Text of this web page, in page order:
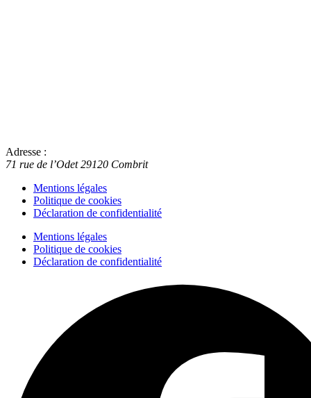
Adresse :
71 rue de l’Odet 29120 Combrit
Mentions légales
Politique de cookies
Déclaration de confidentialité
Mentions légales
Politique de cookies
Déclaration de confidentialité